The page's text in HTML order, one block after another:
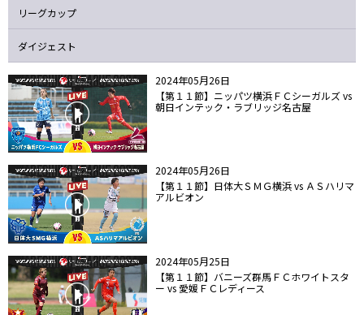
リーグカップ
ダイジェスト
2024年05月26日
【第１１節】ニッパツ横浜ＦＣシーガルズ vs
朝日インテック・ラブリッジ名古屋
2024年05月26日
【第１１節】日体大ＳＭＧ横浜 vs ＡＳハリマ
アルビオン
2024年05月25日
【第１１節】バニーズ群馬ＦＣホワイトスタ
ー vs 愛媛ＦＣレディース